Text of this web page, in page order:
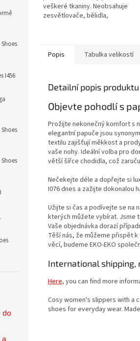
I456
do
a
veškeré tkaniny. Neobsahuje
zesvětlovače, bělidla,
Popis Tabulka velikostí
Detailní popis produktu
Objevte pohodlí s
Prožijte nekonečný komfort s
elegantní papuče jsou
textilu zajišťují měkkost a
vaše nohy. Ideální volba pro
větší šířce chodidla, což
Nečekejte déle a dopřejte si
I076 dnes a zažijte dokonalou
Užijte si čas a podívejte se na
kterých můžete vybírat. Jsme
Vaše objednávka dorazí
Těší nás, že můžeme přispět
věcí, budeme EKO-EKO
International shipping,
Here, you can find more
Cosy women's slippers with a
shoes for everyday wear.